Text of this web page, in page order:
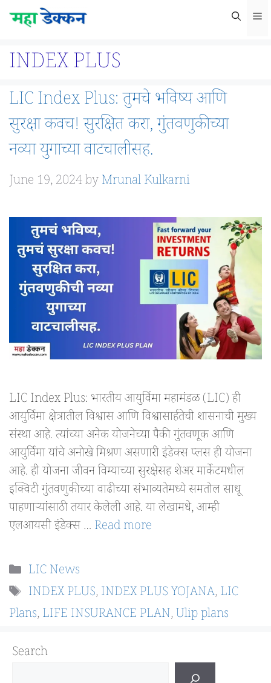
Skip
INDEX PLUS
LIC Index Plus: तुमचे भविष्य आणि
सुरक्षा कवच! सुरक्षित करा, गुंतवणुकीच्या
नव्या युगाच्या वाटचालीसह.
June 19, 2024byMrunal Kulkarni
LIC Index Plus: भारतीय आयुर्विमा महामंडळ (LIC) ही
आयुर्विमा क्षेत्रातील विश्वास आणि विश्वासार्हतेची शासनाची मुख्य
संस्था आहे. त्यांच्या अनेक योजनेच्या पैकी गुंतवणूक आणि
आयुर्विमा यांचे अनोखे मिश्रण असणारी इंडेक्स प्लस ही योजना
आहे. ही योजना जीवन विम्याच्या सुरक्षेसह शेअर मार्केटमधील
इक्विटी गुंतवणुकीच्या वाढीच्या संभाव्यतेमध्ये समतोल साधू
पाहणाऱ्यांसाठी तयार केलेली आहे. या लेखामधे, आम्ही
एलआयसी इंडेक्स … Read more
Categories
LIC News
Tags
INDEX PLUS,INDEX PLUS YOJANA,LIC
Plans,LIFE INSURANCE PLAN,Ulip plans
Search